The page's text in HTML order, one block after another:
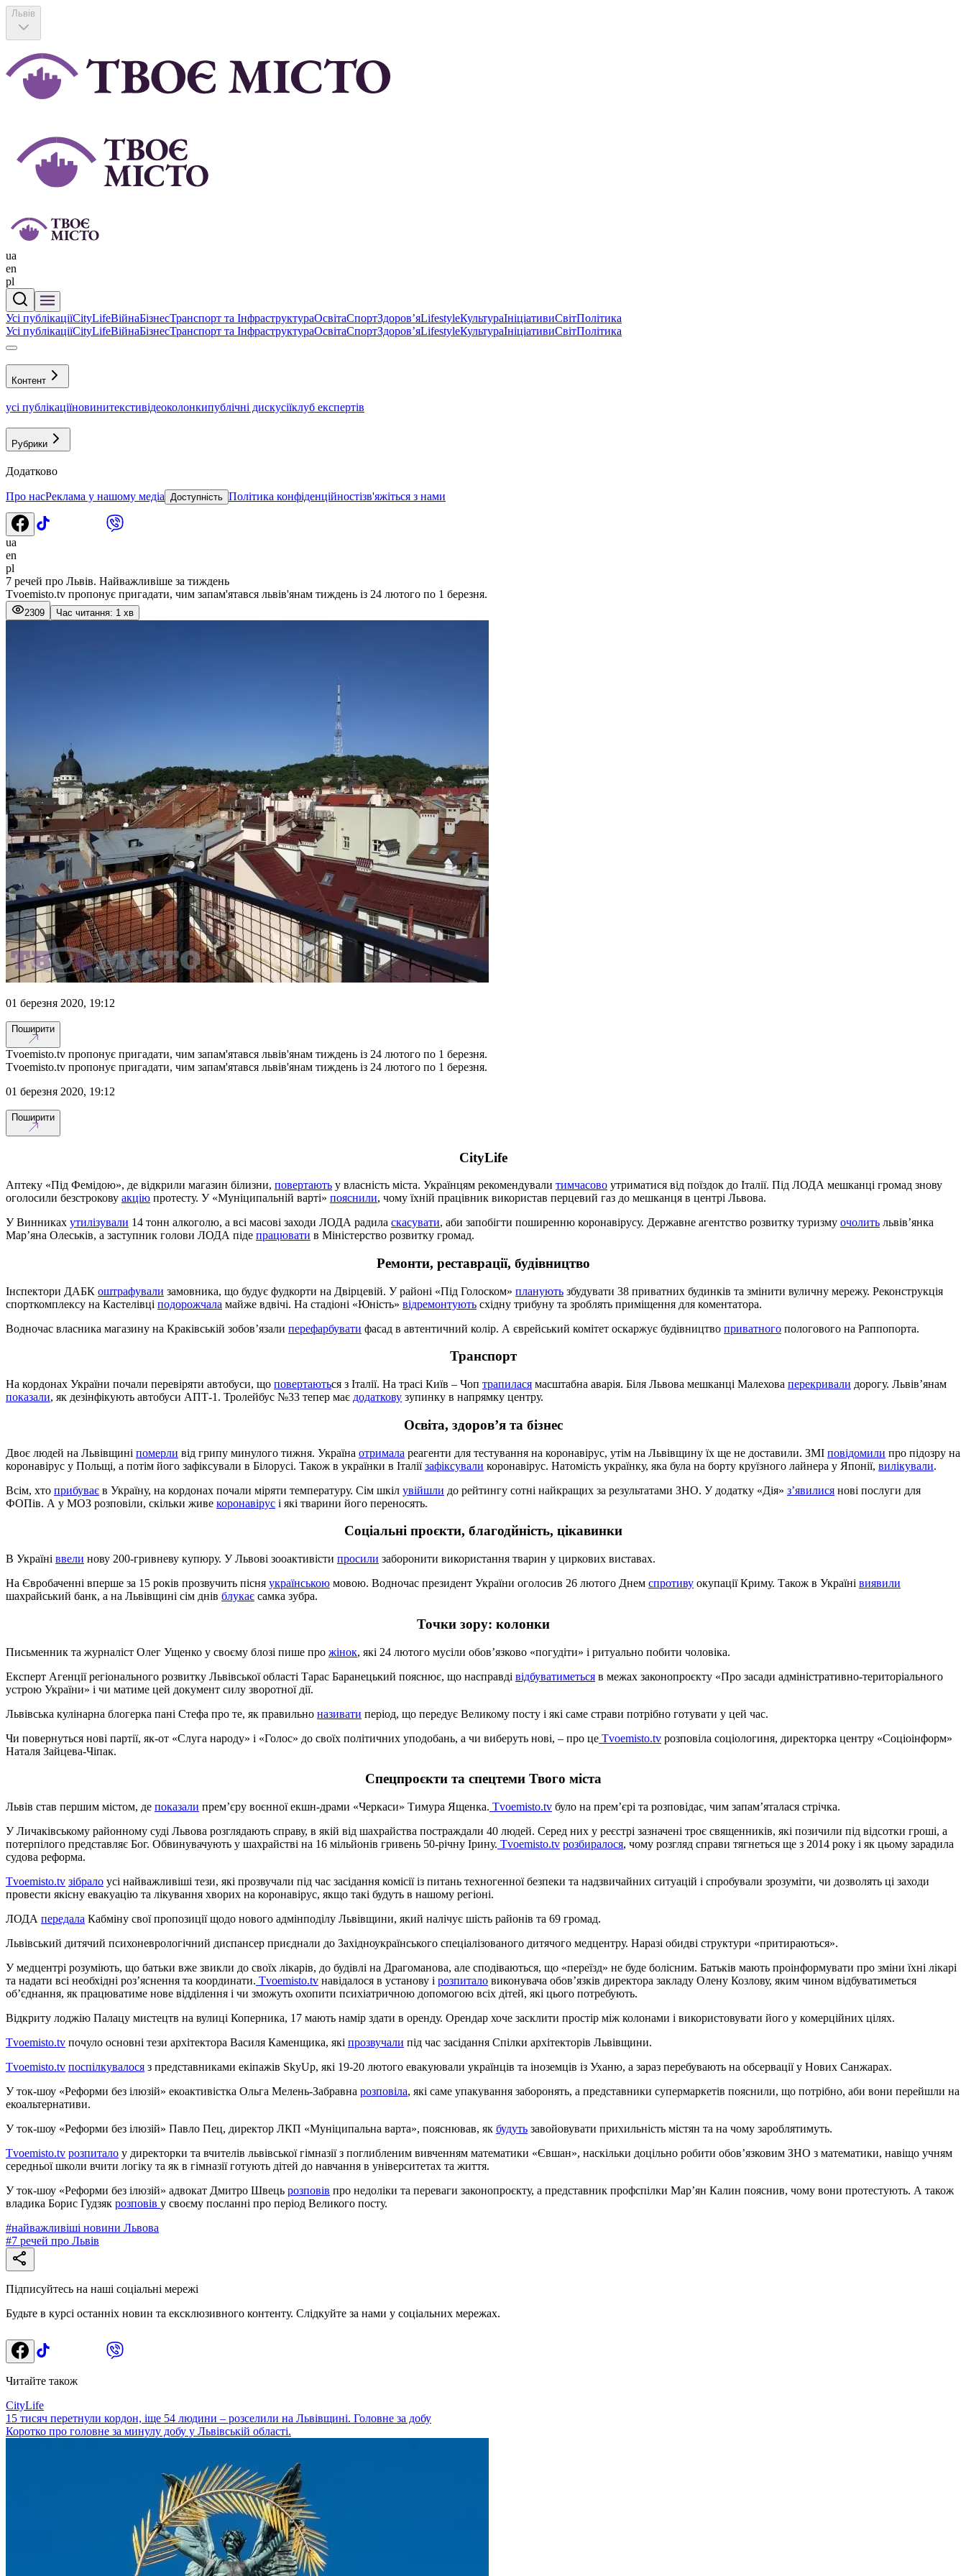
Львів
ua
en
pl
Усі публікаціїCityLifeВійнаБізнесТранспорт та ІнфраструктураОсвітаСпортЗдоровʼяLifestyleКультураІніціативиСвітПолітика
Усі публікаціїCityLifeВійнаБізнесТранспорт та ІнфраструктураОсвітаСпортЗдоровʼяLifestyleКультураІніціативиСвітПолітика
Контент
усі публікаціїновинитекстивідеоколонкипублічні дискусіїклуб експертів
Рубрики
Додатково
Про насРеклама у нашому медіа Доступність Політика конфіденційностізв'яжіться з нами
ua
en
pl
7 речей про Львів. Найважливіше за тиждень
Tvoemisto.tv пропонує пригадати, чим запам'ятався львів'янам тиждень із 24 лютого по 1 березня.
2309 Час читання: 1 хв
01 березня 2020, 19:12
Поширити
Tvoemisto.tv пропонує пригадати, чим запам'ятався львів'янам тиждень із 24 лютого по 1 березня.
Tvoemisto.tv пропонує пригадати, чим запам'ятався львів'янам тиждень із 24 лютого по 1 березня.
01 березня 2020, 19:12
Поширити
CityLife
Аптеку «Під Фемідою», де відкрили магазин білизни, повертають у власність міста. Українцям рекомендували тимчасово утриматися від поїздок до Італії. Під ЛОДА мешканці громад знову
оголосили безстрокову акцію протесту. У «Муніципальній варті» пояснили, чому їхній працівник використав перцевий газ до мешканця в центрі Львова.
У Винниках утилізували 14 тонн алкоголю, а всі масові заходи ЛОДА радила скасувати, аби запобігти поширенню коронавірусу. Державне агентство розвитку туризму очолить львів’янка
Мар’яна Олеськів, а заступник голови ЛОДА піде працювати в Міністерство розвитку громад.
Ремонти, реставрації, будівництво
Інспектори ДАБК оштрафували замовника, що будує фудкорти на Двірцевій. У районі «Під Голоском» планують збудувати 38 приватних будинків та змінити вуличну мережу. Реконструкція
спорткомплексу на Кастелівці подорожчала майже вдвічі. На стадіоні «Юність» відремонтують східну трибуну та зроблять приміщення для коментатора.
Водночас власника магазину на Краківській зобов’язали перефарбувати фасад в автентичний колір. А єврейський комітет оскаржує будівництво приватного пологового на Раппопорта.
Транспорт
На кордонах України почали перевіряти автобуси, що повертаються з Італії. На трасі Київ – Чоп трапилася масштабна аварія. Біля Львова мешканці Малехова перекривали дорогу. Львів’янам
показали, як дезінфікують автобуси АПТ-1. Тролейбус №33 тепер має додаткову зупинку в напрямку центру.
Освіта, здоров’я та бізнес
Двоє людей на Львівщині померли від грипу минулого тижня. Україна отримала реагенти для тестування на коронавірус, утім на Львівщину їх ще не доставили. ЗМІ повідомили про підозру на
коронавірус у Польщі, а потім його зафіксували в Білорусі. Також в українки в Італіїзафіксували коронавірус. Натомість українку, яка була на борту круїзного лайнера у Японії, вилікували.
Всім, хто прибуває в Україну, на кордонах почали міряти температуру. Сім шкіл увійшли до рейтингу сотні найкращих за результатами ЗНО. У додатку «Дія» з’явилися нові послуги для
ФОПів. А у МОЗ розповіли, скільки живе коронавірус і які тварини його переносять.
Соціальні проєкти, благодйність, цікавинки
В Україні ввели нову 200-гривневу купюру. У Львові зооактивісти просили заборонити використання тварин у циркових виставах.
На Євробаченні вперше за 15 років прозвучить пісня українською мовою. Водночас президент України оголосив 26 лютого Днем спротиву окупації Криму. Також в Україні виявили
шахрайський банк, а на Львівщині сім днів блукає самка зубра.
Точки зору: колонки
Письменник та журналіст Олег Ущенко у своєму блозі пише про жінок, які 24 лютого мусіли обов’язково «погудіти» і ритуально побити чоловіка.
Експерт Агенції регіонального розвитку Львівської області Тарас Баранецький пояснює, що насправді відбуватиметься в межах законопроєкту «Про засади адміністративно-територіального
устрою України» і чи матиме цей документ силу зворотної дії.
Львівська кулінарна блогерка пані Стефа про те, як правильно називати період, що передує Великому посту і які саме страви потрібно готувати у цей час.
Чи повернуться нові партії, як-от «Слуга народу» і «Голос» до своїх політичних уподобань, а чи виберуть нові, – про це Tvoemisto.tv розповіла соціологиня, директорка центру «Соціоінформ»
Наталя Зайцева-Чіпак.
Спецпроєкти та спецтеми Твого міста
Львів став першим містом, де показали прем’єру воєнної екшн-драми «Черкаси» Тимура Ященка. Tvoemisto.tv було на прем’єрі та розповідає, чим запам’яталася стрічка.
У Личаківському районному суді Львова розглядають справу, в якій від шахрайства постраждали 40 людей. Серед них у реєстрі зазначені троє священників, які позичили під відсотки гроші, а
потерпілого представляє Бог. Обвинувачують у шахрайстві на 16 мільйонів гривень 50-річну Ірину. Tvoemisto.tv розбиралося, чому розгляд справи тягнеться ще з 2014 року і як цьому зарадила
судова реформа.
Tvoemisto.tv зібрало усі найважливіші тези, які прозвучали під час засідання комісії із питань техногенної безпеки та надзвичайних ситуацій і спробували зрозуміти, чи дозволять ці заходи
провести якісну евакуацію та лікування хворих на коронавірус, якщо такі будуть в нашому регіоні.
ЛОДА передала Кабміну свої пропозиції щодо нового адмінподілу Львівщини, який налічує шість районів та 69 громад.
Львівський дитячий психоневрологічний диспансер приєднали до Західноукраїнського спеціалізованого дитячого медцентру. Наразі обидві структури «притираються».
У медцентрі розуміють, що батьки вже звикли до своїх лікарів, до будівлі на Драгоманова, але сподіваються, що «переїзд» не буде болісним. Батьків мають проінформувати про зміни їхні лікарі
та надати всі необхідні роз’яснення та координати. Tvoemisto.tv навідалося в установу і розпитало виконувача обов’язків директора закладу Олену Козлову, яким чином відбуватиметься
об’єднання, як працюватиме нове відділення і чи зможуть охопити психіатричною допомогою всіх дітей, які цього потребують.
Відкриту лоджію Палацу мистецтв на вулиці Коперника, 17 мають намір здати в оренду. Орендар хоче засклити простір між колонами і використовувати його у комерційних цілях.
Tvoemisto.tv почуло основні тези архітектора Василя Каменщика, які прозвучали під час засідання Спілки архітекторів Львівщини.
Tvoemisto.tv поспілкувалося з представниками екіпажів SkyUp, які 19-20 лютого евакуювали українців та іноземців із Уханю, а зараз перебувають на обсервації у Нових Санжарах.
У ток-шоу «Реформи без ілюзій» екоактивістка Ольга Мелень-Забравна розповіла, які саме упакування заборонять, а представники супермаркетів пояснили, що потрібно, аби вони перейшли на
екоальтернативи.
У ток-шоу «Реформи без ілюзій» Павло Пец, директор ЛКП «Муніципальна варта», пояснював, як будуть завойовувати прихильність містян та на чому зароблятимуть.
Tvoemisto.tv розпитало у директорки та вчителів львівської гімназії з поглибленим вивченням математики «Євшан», наскільки доцільно робити обов’язковим ЗНО з математики, навіщо учням
середньої школи вчити логіку та як в гімназії готують дітей до навчання в університетах та життя.
У ток-шоу «Реформи без ілюзій» адвокат Дмитро Швець розповів про недоліки та переваги законопроєкту, а представник профспілки Мар’ян Калин пояснив, чому вони протестують. А також
владика Борис Гудзяк розповів у своєму посланні про період Великого посту.
#найважливіші новини Львова
#7 речей про Львів
Підписуйтесь на наші соціальні мережі
Будьте в курсі останніх новин та ексклюзивного контенту. Слідкуйте за нами у соціальних мережах.
Читайте також
CityLife
15 тисяч перетнули кордон, іще 54 людини – розселили на Львівщині. Головне за добу
Коротко про головне за минулу добу у Львівській області.